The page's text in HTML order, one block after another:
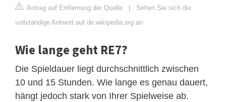
Antrag auf Entfernung der Quelle
Sehen Sie sich die
vollständige Antwort auf de.wikipedia.org an
Wie lange geht RE7?
Die Spieldauer liegt durchschnittlich zwischen
10 und 15 Stunden. Wie lange es genau dauert,
hängt jedoch stark von Ihrer Spielweise ab.